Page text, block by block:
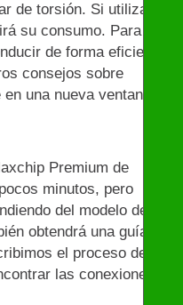
de torsión. Si utiliza
su consumo. Para
de forma eficiente
consejos sobre
una nueva ventana)
Premium de
minutos, pero
del modelo de
obtendrá una guía de
el proceso de
las conexiones